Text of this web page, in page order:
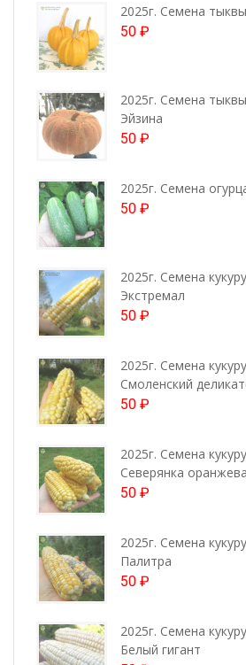
2025г. Семена
50 ₽
2025г. Семена
Эйзина
50 ₽
2025г. Семена
50 ₽
2025г. Семена
Экстремал
50 ₽
2025г. Семена
Смоленский
50 ₽
2025г. Семена
Северянка
50 ₽
2025г. Семена
Палитра
50 ₽
2025г. Семена
Белый гигант